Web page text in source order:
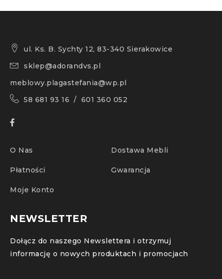
ul. Ks. B. Sychty 12, 83-340 Sierakowice
sklep@adorandvs.pl
meblowy.plagastefania@wp.pl
58 681 93 16 / 601 360 052
O Nas Dostawa Mebli
Płatności Gwarancja
Moje Konto
NEWSLETTER
Dołącz do naszego Newslettera i otrzymuj
informację o nowych produktach i promocjach